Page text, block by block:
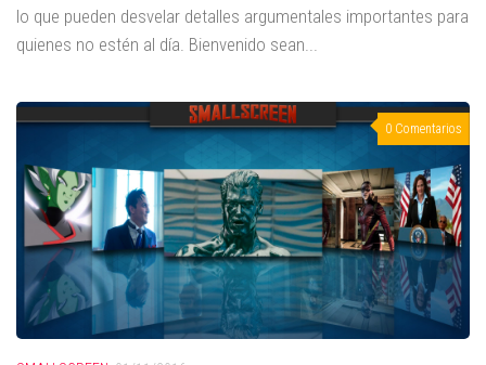
lo que pueden desvelar detalles argumentales importantes para
quienes no estén al día. Bienvenido sean...
0 Comentarios